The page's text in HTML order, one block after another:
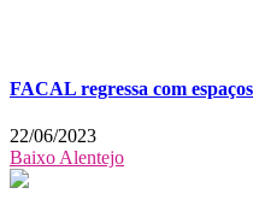
FACAL regressa com
22/06/2023
Baixo Alentejo